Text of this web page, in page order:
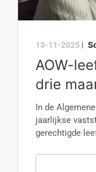
13-11-2025 |
AOW-
drie
In de
jaarlijkse
gerechtigde